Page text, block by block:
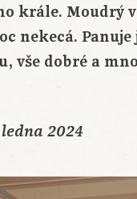
krále. Moudrý
nekecá.
vše dobré a
2024